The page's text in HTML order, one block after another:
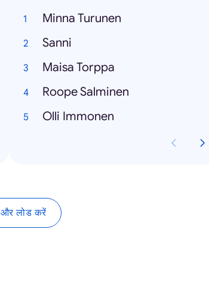
Minna Turunen
Sanni
Maisa Torppa
Roope Salminen
Olli Immonen
और लोड करें